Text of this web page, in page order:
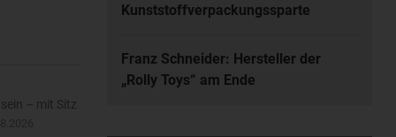
– mit Sitz
Kunststoffverpackungssparte
Franz Schneider: Hersteller der
„Rolly Toys“ am Ende